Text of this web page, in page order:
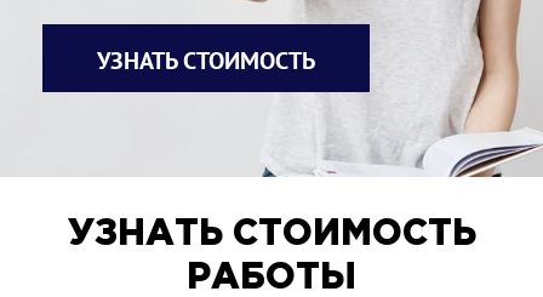
УЗНАТЬ СТОИМОСТЬ
УЗНАТЬ СТОИМОСТЬ
РАБОТЫ